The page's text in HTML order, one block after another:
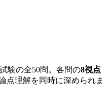
験の全50問。各問の8視点
点理解を同時に深められま